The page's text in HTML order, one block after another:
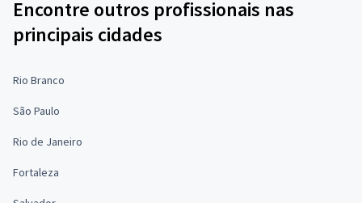
Encontre outros profissionais nas
principais cidades
Rio Branco
São Paulo
Rio de Janeiro
Fortaleza